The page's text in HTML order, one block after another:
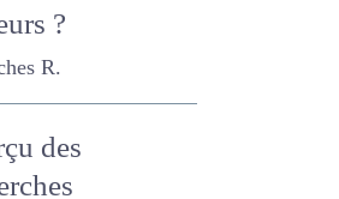
Qu'en
les
?
R.